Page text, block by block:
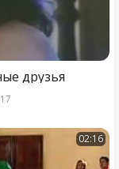
друзья
02:16